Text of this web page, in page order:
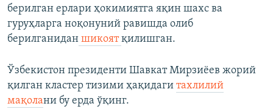
берилган ерлари ҳокимиятга яқин шахс ва
гуруҳларга ноқонуний равишда олиб
берилганидан шикоятқилишган.
Ўзбекистон президенти Шавкат Мирзиëев жорий
қилган кластер тизими ҳақидаги тахлилий
мақолани бу ерда ўқинг.